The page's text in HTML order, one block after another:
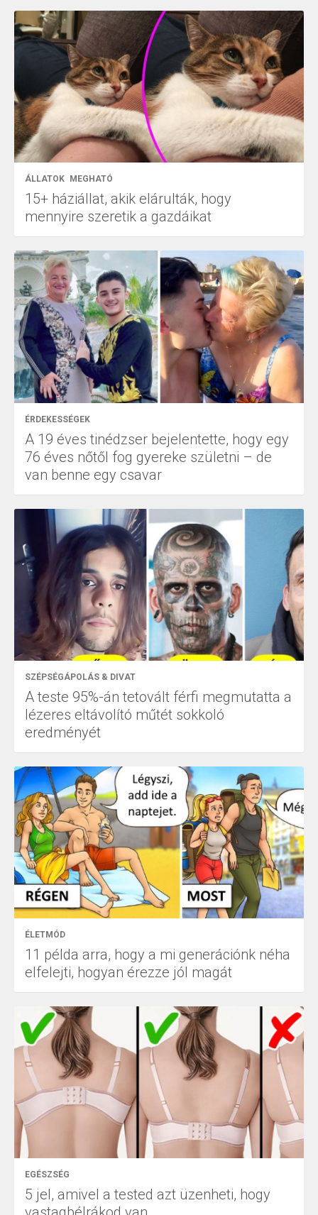
ÁLLATOK MEGHATÓ
15+ háziállat, akik elárulták, hogy
mennyire szeretik a gazdáikat
ÉRDEKESSÉGEK
A 19 éves tinédzser bejelentette, hogy egy
76 éves nőtől fog gyereke születni – de
van benne egy csavar
SZÉPSÉGÁPOLÁS & DIVAT
A teste 95%-án tetovált férfi megmutatta a
lézeres eltávolító műtét sokkoló
eredményét
ÉLETMÓD
11 példa arra, hogy a mi generációnk néha
elfelejti, hogyan érezze jól magát
EGÉSZSÉG
5 jel, amivel a tested azt üzenheti, hogy